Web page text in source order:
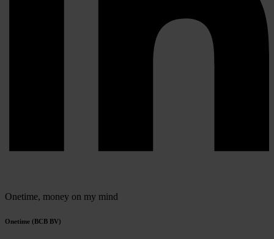
Onetime, money on my mind
Onetime (BCB BV)